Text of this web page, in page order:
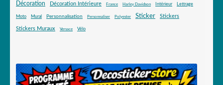
Décoration Décoration Intérieure France Harley Davidson Intérieur Lettrage
Moto Mural Personnalisation Personnaliser Polyester Sticker Stickers
Stickers Muraux Versace Vélo